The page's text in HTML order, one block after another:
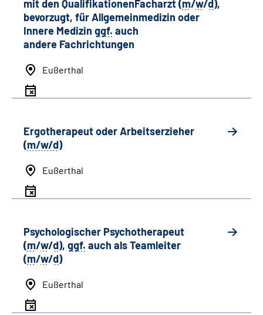
mit den QualifikationenFacharzt (m/w/d),
bevorzugt, für Allgemeinmedizin oder
Innere Medizin ggf. auch
andere Fachrichtungen
Eußerthal
Ergotherapeut oder Arbeitserzieher
(m/w/d)
Eußerthal
Psychologischer Psychotherapeut
(m/w/d), ggf. auch alsTeamleiter
(m/w/d)
Eußerthal